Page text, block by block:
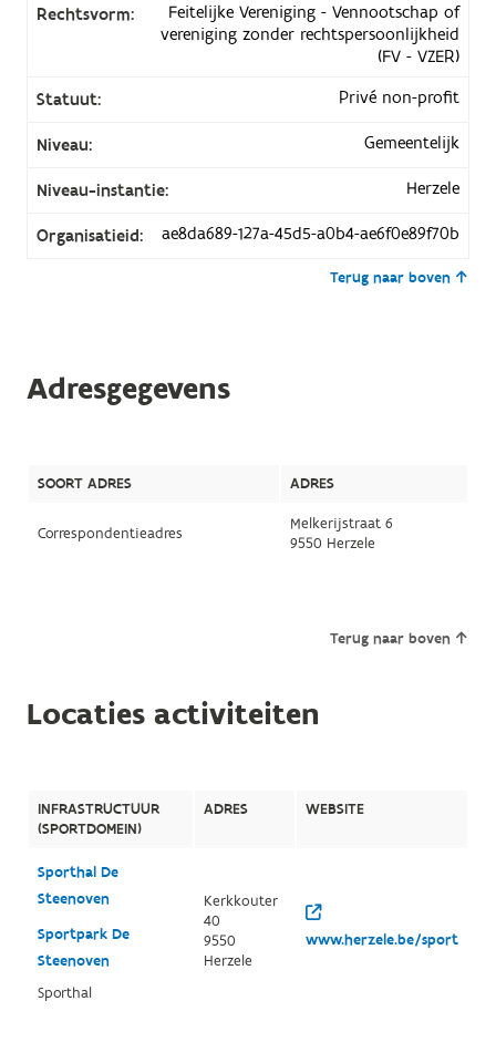
Rechtsvorm:
Feitelijke Vereniging - Vennootschap of
vereniging zonder rechtspersoonlijkheid
(FV - VZER)
Statuut:
Privé non-profit
Niveau: Gemeentelijk
Niveau-instantie: Herzele
Organisatieid: ae8da689-127a-45d5-a0b4-ae6f0e89f70b
Terug naar boven
Adresgegevens
SOORT ADRES ADRES
Correspondentieadres
Melkerijstraat 6
9550 Herzele
Terug naar boven
Locaties activiteiten
INFRASTRUCTUUR
(SPORTDOMEIN)
ADRES WEBSITE
Sporthal De
Steenoven
Sportpark De
Steenoven
Sporthal
Kerkkouter
40
9550
Herzele
www.herzele.be/sport